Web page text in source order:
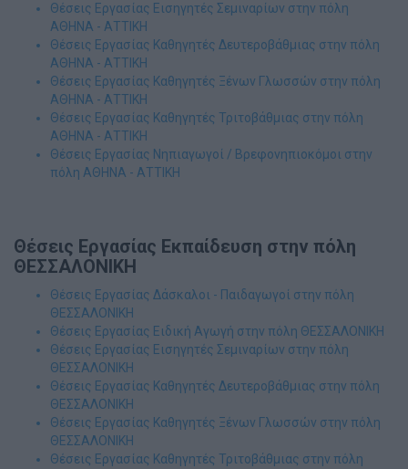
Θέσεις Εργασίας Εισηγητές Σεμιναρίων στην πόλη
ΑΘΗΝΑ - ΑΤΤΙΚΗ
Θέσεις Εργασίας Καθηγητές Δευτεροβάθμιας στην πόλη
ΑΘΗΝΑ - ΑΤΤΙΚΗ
Θέσεις Εργασίας Καθηγητές Ξένων Γλωσσών στην πόλη
ΑΘΗΝΑ - ΑΤΤΙΚΗ
Θέσεις Εργασίας Καθηγητές Τριτοβάθμιας στην πόλη
ΑΘΗΝΑ - ΑΤΤΙΚΗ
Θέσεις Εργασίας Νηπιαγωγοί / Βρεφονηπιοκόμοι στην
πόλη ΑΘΗΝΑ - ΑΤΤΙΚΗ
Θέσεις Εργασίας Εκπαίδευση στην πόλη
ΘΕΣΣΑΛΟΝΙΚΗ
Θέσεις Εργασίας Δάσκαλοι - Παιδαγωγοί στην πόλη
ΘΕΣΣΑΛΟΝΙΚΗ
Θέσεις Εργασίας Ειδική Αγωγή στην πόλη ΘΕΣΣΑΛΟΝΙΚΗ
Θέσεις Εργασίας Εισηγητές Σεμιναρίων στην πόλη
ΘΕΣΣΑΛΟΝΙΚΗ
Θέσεις Εργασίας Καθηγητές Δευτεροβάθμιας στην πόλη
ΘΕΣΣΑΛΟΝΙΚΗ
Θέσεις Εργασίας Καθηγητές Ξένων Γλωσσών στην πόλη
ΘΕΣΣΑΛΟΝΙΚΗ
Θέσεις Εργασίας Καθηγητές Τριτοβάθμιας στην πόλη